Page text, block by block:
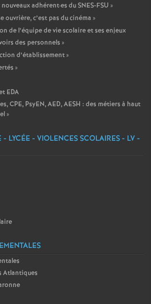
nouveaux adhérent·es du SNES-FSU »
ouvrière, c’est pas du cinéma »
de l’équipe de vie scolaire et ses enjeux
des personnels »
d’établissement»
»
EDA
es, CPE, PsyEN, AED, AESH : des métiers à haut
»
LYCÉE - VIOLENCES SCOLAIRES - LV -
Atlantiques